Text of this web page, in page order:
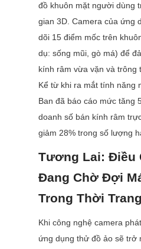
đồ khuôn mặt người dùng
gian 3D. Camera của ứng
dõi 15 điểm mốc trên
dụ: sống mũi, gò má) để
kính râm vừa vặn và trông
Kể từ khi ra mắt tính năng
Ban đã báo cáo mức tăng
doanh số bán kính râm
giảm 28% trong số lượng
Tương Lai: Điều
Đang Chờ Đợi
Trong Thời
Khi công nghệ camera
ứng dụng thử đồ ảo sẽ trở